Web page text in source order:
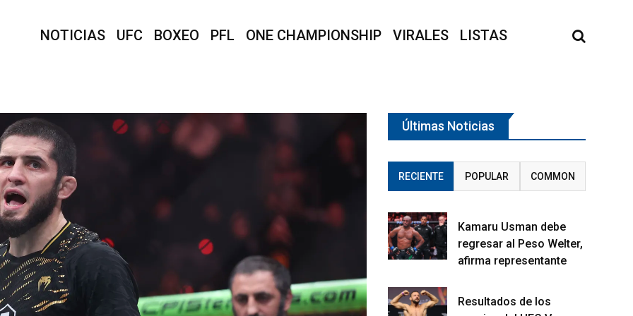
NOTICIAS UFC BOXEO PFL ONE CHAMPIONSHIP VIRALES LISTAS
Últimas Noticias
RECIENTE POPULAR COMMON
Kamaru Usman debe
regresar al Peso Welter,
afirma representante
Resultados de los